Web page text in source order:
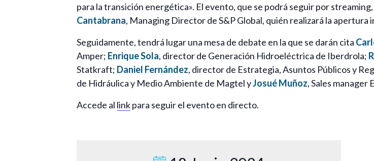
para la transición energética». El evento, que se podrá seguir por
Cantabrana, Managing Director de S&P Global, quién realizará la apertura
Seguidamente, tendrá lugar una mesa de debate en la que se darán cita
Amper; Enrique Sola, director de Generación Hidroeléctrica de Iberdrola;
Statkraft; Daniel Fernández, director de Estrategia, Asuntos Públicos y
de Hidráulica y Medio Ambiente de Magtel yJosué Muñoz, Sales manager
Accede al linkpara seguir el evento en directo.